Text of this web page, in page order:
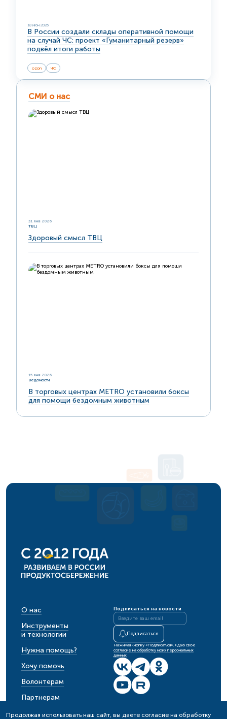
18 июн 2026
В России создали склады оперативной помощи
на случай ЧС: проект «Гуманитарный резерв»
подвёл итоги работы
ozon ЧС
СМИ о нас
31 янв 2026
ТВЦ
Здоровый смысл ТВЦ
15 янв 2026
Ведомости
В торговых центрах METRO установили боксы
для помощи бездомным животным
О нас
Инструменты
и технологии
Нужна помощь?
Хочу помочь
Волонтерам
Партнерам
События
Подписаться на новости
Подписаться
Нажимая кнопку «Подписаться», я даю свое
согласие на обработку моих персональных
данных
Продолжая использовать наш сайт, вы даете согласие на обработку